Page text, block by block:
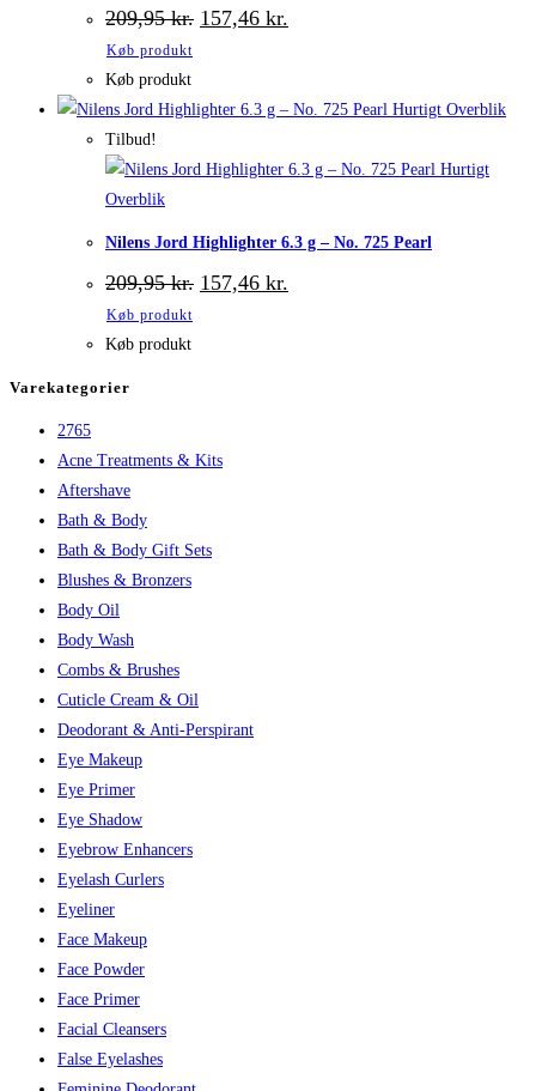
209,95kr. Den
oprindelige
209,95 kr..
157,46 kr.
aktuelle
157,46 kr..
Køb produkt
Køb produkt
Hurtigt Overblik
Tilbud!
Hurtigt
Overblik
Nilens Jord Highlighter 6.3 g – No. 725 Pearl
209,95kr. Den
oprindelige
157,46 kr.
aktuelle
Køb produkt
Køb produkt
Varekategorier
2765
Acne Treatments & Kits
Aftershave
Bath & Body
Bath & Body Gift Sets
Blushes & Bronzers
Body Oil
Body Wash
Combs & Brushes
Cuticle Cream & Oil
Deodorant & Anti-Perspirant
Eye Makeup
Eye Primer
Eye Shadow
Eyebrow Enhancers
Eyelash Curlers
Eyeliner
Face Makeup
Face Powder
Face Primer
Facial Cleansers
False Eyelashes